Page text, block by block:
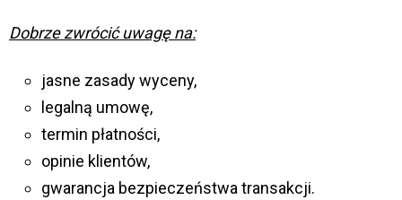
Dobrze zwrócić uwagę na:
jasne zasady wyceny,
legalną umowę,
termin płatności,
opinie klientów,
gwarancja bezpieczeństwa transakcji.